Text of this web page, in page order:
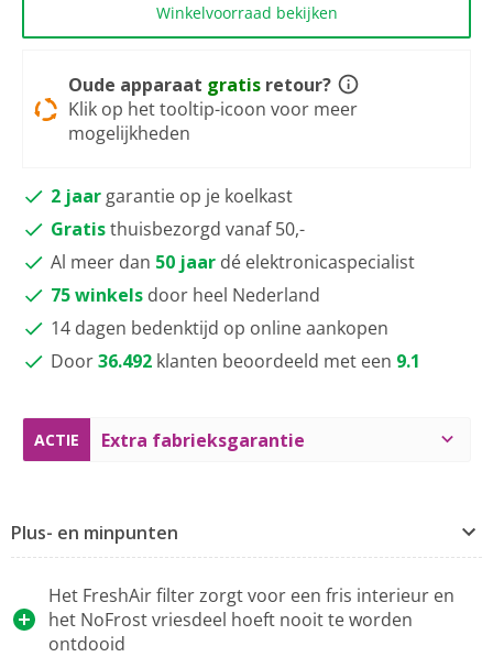
Winkelvoorraad bekijken
ACTIE Extra fabrieksgarantie
Oude apparaat gratis retour?
Klik op het tooltip-icoon voor meer
mogelijkheden
2 jaar garantie op je koelkast
Gratisthuisbezorgd vanaf 50,-
Al meer dan 50 jaar dé elektronicaspecialist
75 winkels door heel Nederland
14 dagen bedenktijd op online aankopen
Door36.492 klanten beoordeeld met een 9.1
Plus- en minpunten
Het FreshAir filter zorgt voor een fris interieur en
het NoFrost vriesdeel hoeft nooit te worden
ontdooid